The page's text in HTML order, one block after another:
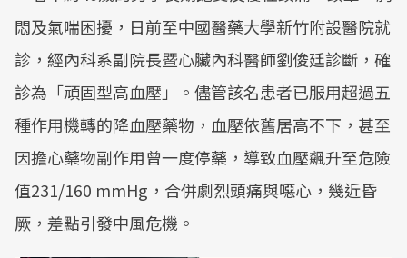
悶及氣喘困擾，日前至中國醫藥大學新竹附設醫院就
診，經內科系副院長暨心臟內科醫師劉俊廷診斷，確
診為「頑固型高血壓」。儘管該名患者已服用超過五
種作用機轉的降血壓藥物，血壓依舊居高不下，甚至
因擔心藥物副作用曾一度停藥，導致血壓飆升至危險
值231/160 mmHg，合併劇烈頭痛與噁心，幾近昏
厥，差點引發中風危機。